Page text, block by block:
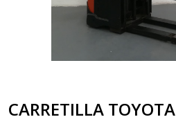
CARRETILLA TOYOTA